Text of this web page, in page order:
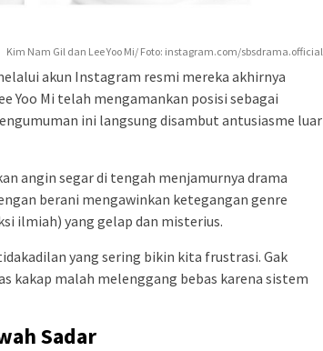
Kim Nam Gil dan Lee Yoo Mi/ Foto: instagram.com/sbsdrama.official
akun Instagram resmi mereka akhirnya
Yoo Mi telah mengamankan posisi sebagai
ini langsung disambut antusiasme luar
angin segar di tengah menjamurnya drama
berani mengawinkan ketegangan genre
ilmiah) yang gelap dan misterius.
yang sering bikin kita frustrasi. Gak
kakap malah melenggang bebas karena sistem
Sadar